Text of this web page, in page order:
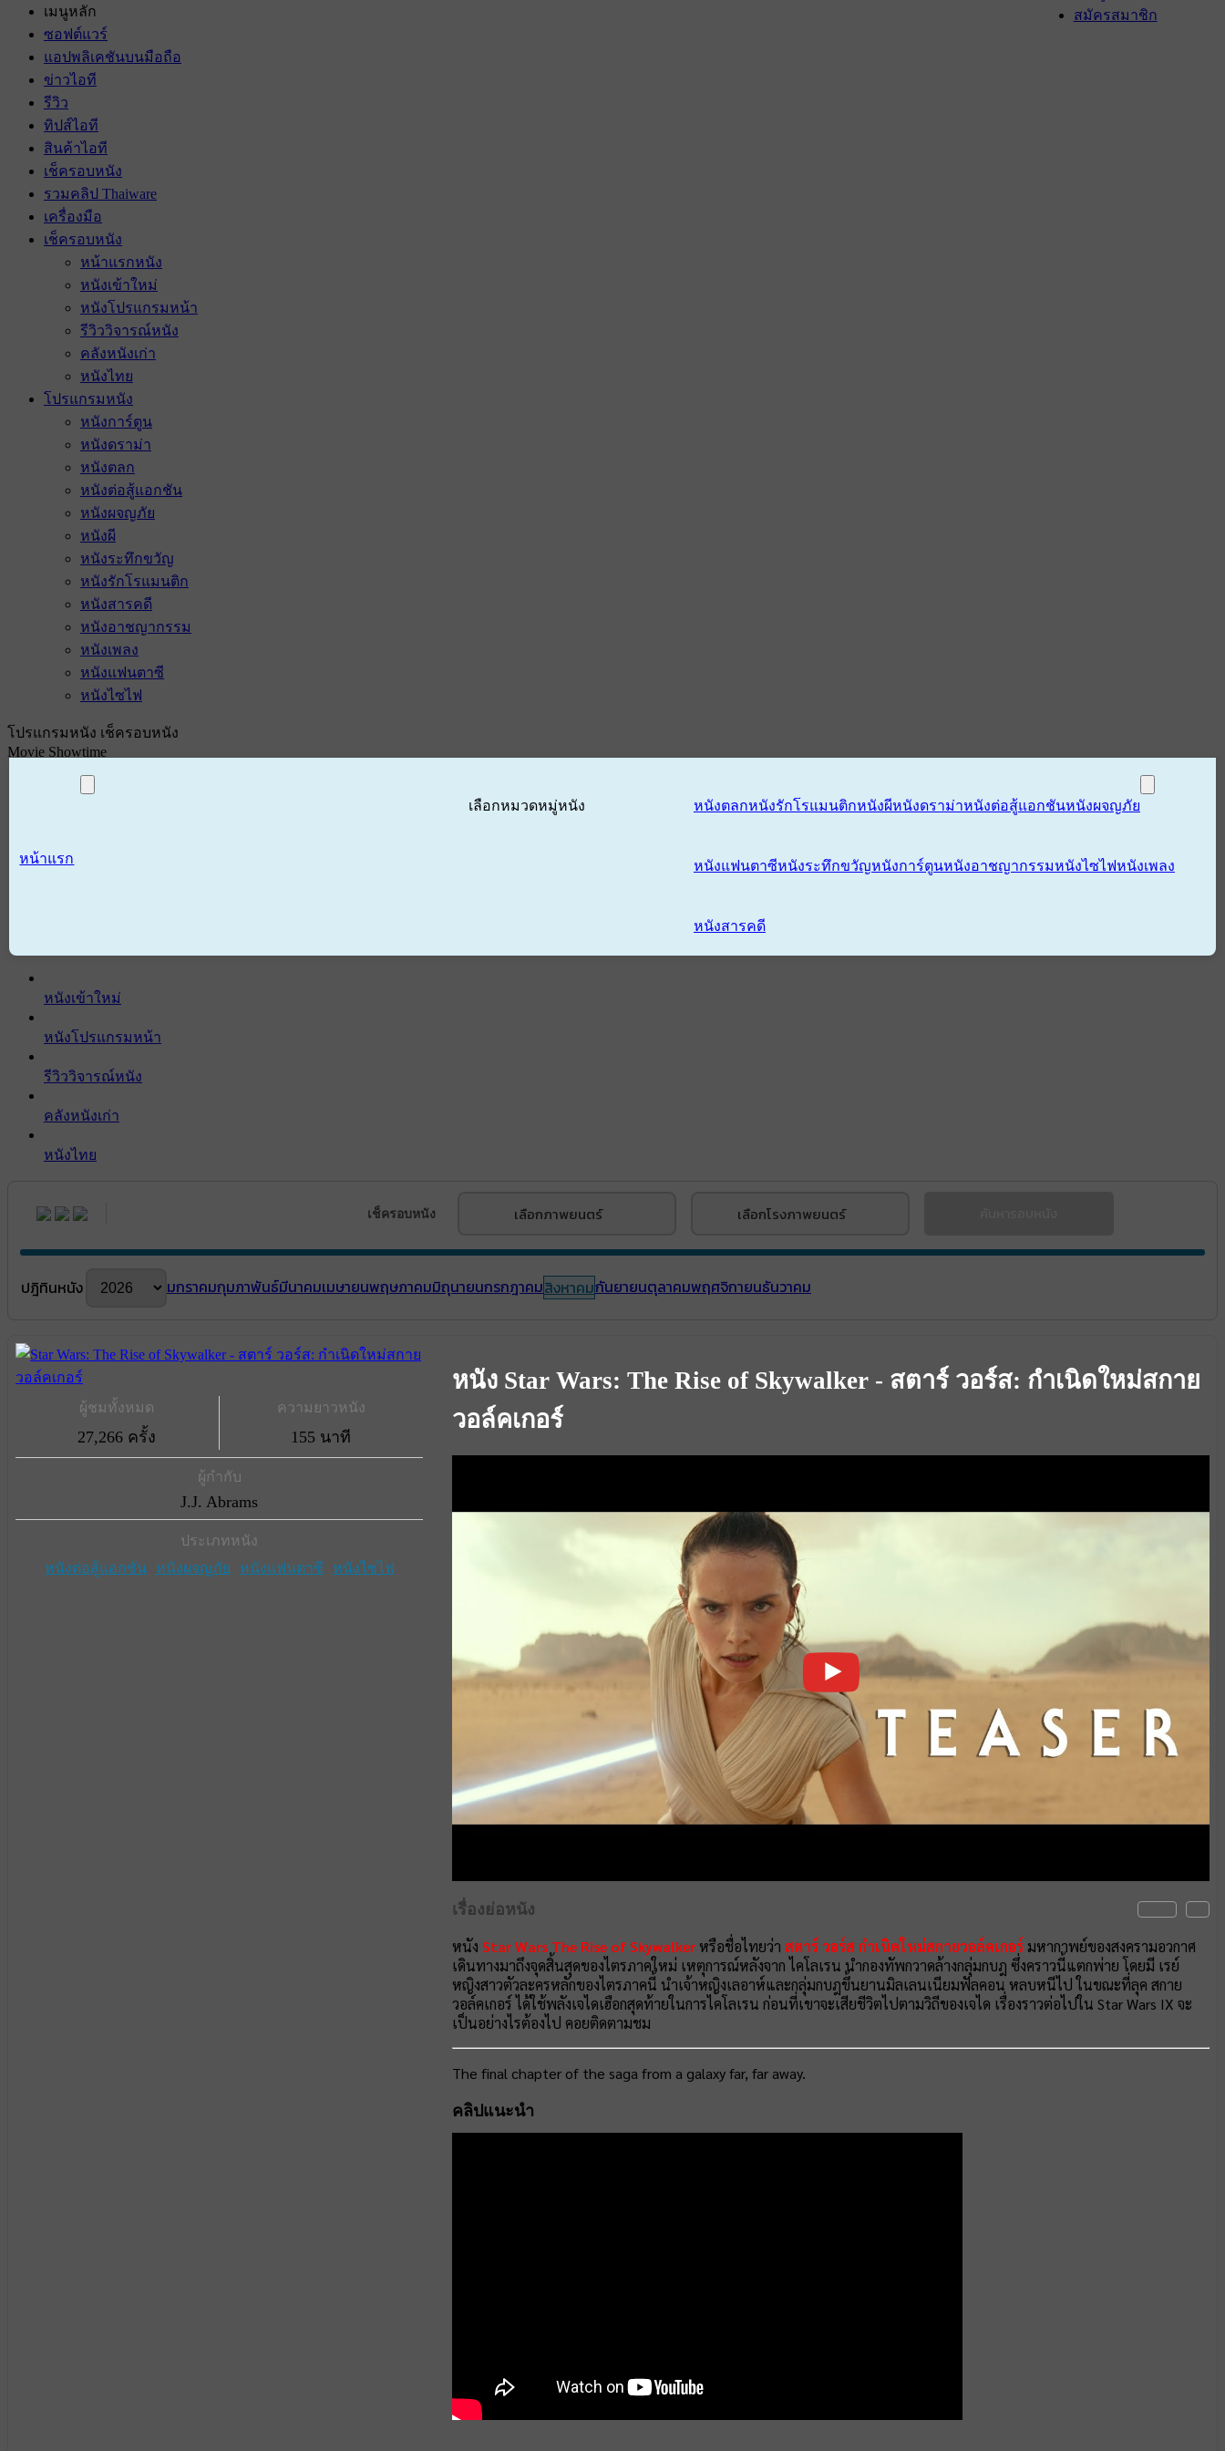
สมัครสมาชิก
เมนูหลัก
ซอฟต์แวร์
แอปพลิเคชันบนมือถือ
ข่าวไอที
รีวิว
ทิปส์ไอที
สินค้าไอที
เช็ครอบหนัง
รวมคลิป Thaiware
เครื่องมือ
เช็ครอบหนัง
หน้าแรกหนัง
หนังเข้าใหม่
หนังโปรแกรมหน้า
รีวิววิจารณ์หนัง
คลังหนังเก่า
หนังไทย
โปรแกรมหนัง
หนังการ์ตูน
หนังดราม่า
หนังตลก
หนังต่อสู้แอกชัน
หนังผจญภัย
หนังผี
หนังระทึกขวัญ
หนังรักโรแมนติก
หนังสารคดี
หนังอาชญากรรม
หนังเพลง
หนังแฟนตาซี
หนังไซไฟ
โปรแกรมหนัง เช็ครอบหนัง
Movie Showtime
หน้าแรก
เลือกหมวดหมู่หนัง หนังตลกหนังรักโรแมนติกหนังผีหนังดราม่าหนังต่อสู้แอกชันหนังผจญภัย
หนังแฟนตาซีหนังระทึกขวัญหนังการ์ตูนหนังอาชญากรรมหนังไซไฟหนังเพลง
หนังสารคดี
หนังเข้าใหม่
หนังโปรแกรมหน้า
รีวิววิจารณ์หนัง
คลังหนังเก่า
หนังไทย
เช็ครอบหนัง เลือกภาพยนตร์ เลือกโรงภาพยนตร์
ปฎิทินหนัง มกราคมกุมภาพันธ์มีนาคมเมษายนพฤษภาคมมิถุนายนกรกฎาคมสิงหาคมกันยายนตุลาคมพฤศจิกายนธันวาคม
ผู้ชมทั้งหมด
27,266 ครั้ง
ความยาวหนัง
155 นาที
ผู้กำกับ
J.J. Abrams
ประเภทหนัง
หนังต่อสู้แอกชัน
หนังผจญภัย หนังแฟนตาซี หนังไซไฟ
หนัง Star Wars: The Rise of Skywalker - สตาร์ วอร์ส: กำเนิดใหม่สกาย
วอล์คเกอร์
เรื่องย่อหนัง
หนังStar Wars The Rise of Skywalker หรือชื่อไทยว่าสตาร์ วอร์ส กำเนิดใหม่สกายวอล์คเกอร์ มหากาพย์ของสงครามอวกาศ
เดินทางมาถึงจุดสิ้นสุดของไตรภาคใหม่ เหตุการณ์หลังจาก ไคโลเรน นำกองทัพกวาดล้างกลุ่มกบฎ ซึ่งคราวนี้แตกพ่าย โดยมี เรย์
หญิงสาวตัวละครหลักของไตรภาคนี้ นำเจ้าหญิงเลอาห์และกลุ่มกบฎขึ้นยานมิลเลนเนียมฟัลคอน หลบหนีไป ในขณะที่ลุค สกาย
วอล์คเกอร์ ได้ใช้พลังเจไดเฮือกสุดท้ายในการไคโลเรน ก่อนที่เขาจะเสียชีวิตไปตามวิถีของเจได เรื่องราวต่อไปใน Star Wars IX จะ
เป็นอย่างไรต้องไป คอยติดตามชม
The final chapter of the saga from a galaxy far, far away.
คลิปแนะนำ